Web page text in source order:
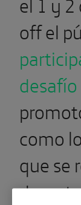
off el
desafío
como
que se